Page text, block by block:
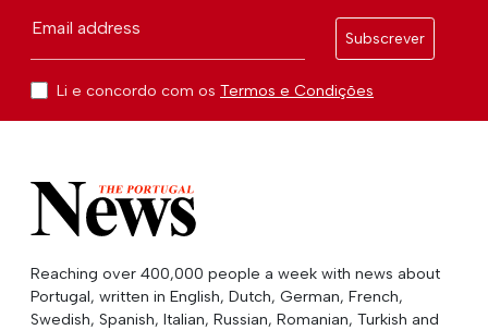
Email address
Subscrever
Li e concordo com os Termos e Condições
Reaching over 400,000 people a week with news about
Portugal, written in English, Dutch, German, French,
Swedish, Spanish, Italian, Russian, Romanian, Turkish and